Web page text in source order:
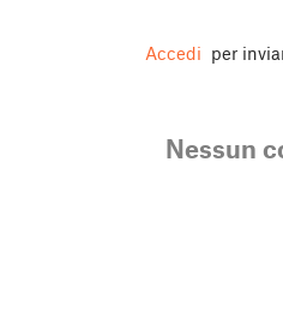
Accedi per
Nessun